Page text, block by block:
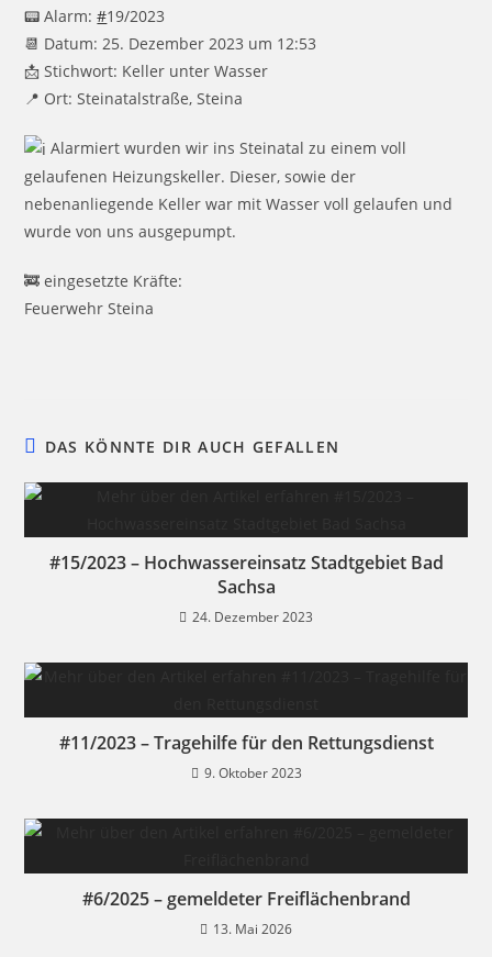
📟 Alarm:#19/2023
📆 Datum: 25. Dezember 2023 um 12:53
📩 Stichwort: Keller unter Wasser
📍 Ort: Steinatalstraße, Steina
Alarmiert wurden wir ins Steinatal zu einem voll
gelaufenen Heizungskeller. Dieser, sowie der
nebenanliegende Keller war mit Wasser voll gelaufen und
wurde von uns ausgepumpt.
🚒 eingesetzte Kräfte:
Feuerwehr Steina
DAS KÖNNTE DIR AUCH GEFALLEN
#15/2023 – Hochwassereinsatz Stadtgebiet Bad
Sachsa
24. Dezember 2023
#11/2023 – Tragehilfe für den Rettungsdienst
9. Oktober 2023
#6/2025 – gemeldeter Freiflächenbrand
13. Mai 2026